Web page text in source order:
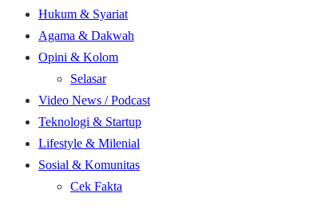
Hukum & Syariat
Agama & Dakwah
Opini & Kolom
Selasar
Video News / Podcast
Teknologi & Startup
Lifestyle & Milenial
Sosial & Komunitas
Cek Fakta